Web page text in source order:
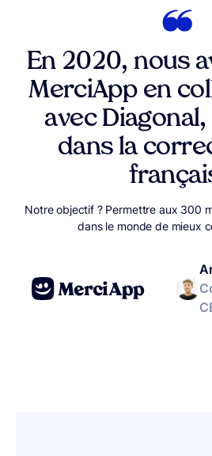
En 2020, nous
MerciApp en
avec
dans la
Notre objectif ? Permettre aux 300
dans le monde de mieux